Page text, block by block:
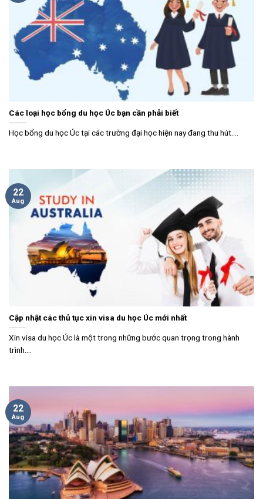
Các loại học bổng du học Úc bạn cần phải biết
Học bổng du học Úc tại các trường đại học hiện nay đang thu hút....
Cập nhật các thủ tục xin visa du học Úc mới nhất
Xin visa du học Úc là một trong những bước quan trọng trong hành
trình....
22
Aug
22
Aug